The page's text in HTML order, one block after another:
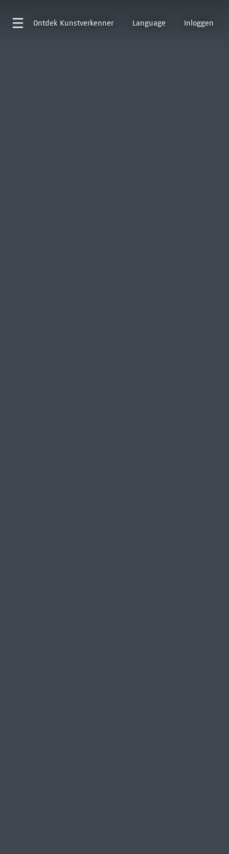
Ontdek Kunstverkenner Language Inloggen